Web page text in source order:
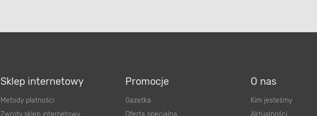
Sklep internetowy
Metody płatności
Zwroty sklep internetowy
Promocje
Gazetka
Oferta specjalna
O nas
Kim jesteśmy
Aktualności